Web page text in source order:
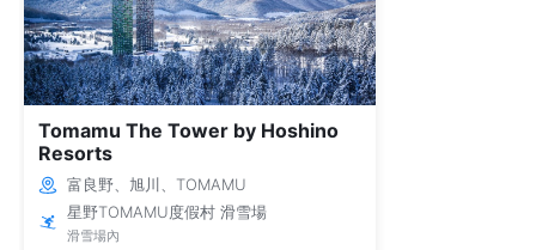
Tomamu The Tower by Hoshino
Resorts
富良野、旭川、TOMAMU
星野TOMAMU度假村 滑雪場
滑雪場內